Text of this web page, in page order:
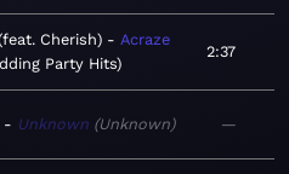
Cherish)
Acraze
Party Hits
2:37
Unknown Unknown —